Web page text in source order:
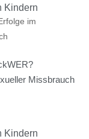
Kindern
im
Missbrauch
Kindern